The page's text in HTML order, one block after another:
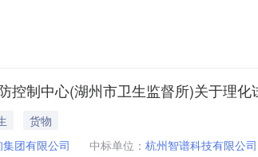
目4.比选方式：公开竞选5.项目概况序号项目名
控制中心(湖州市卫生监督所)关于理
货物
团有限公司 中标单位： 杭州智谱科技有限公司